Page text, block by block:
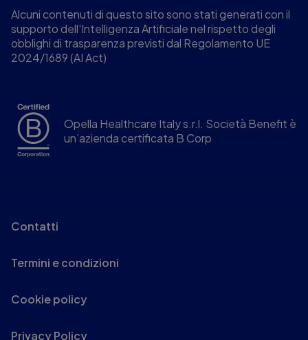
Alcuni contenuti di questo sito sono stati generati con il
supporto dell'Intelligenza Artificiale nel rispetto degli
obblighi di trasparenza previsti dal Regolamento UE
2024/1689 (AI Act)
Opella Healthcare Italy s.r.l. Società Benefit è
un’azienda certificata B Corp
Contatti
Termini e condizioni
Cookie policy
Privacy Policy